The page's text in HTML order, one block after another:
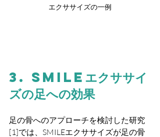
エクササイズの一例
3. SMILEエクササイ
ズの足への効果
足の骨へのアプローチを検討した研究
[1]では、SMILEエクササイズが足の骨